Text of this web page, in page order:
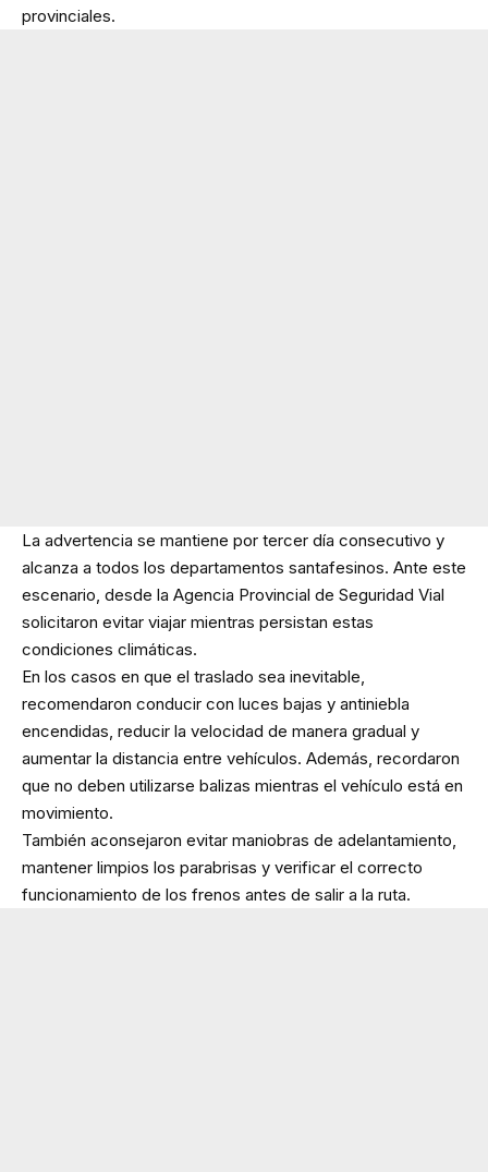
provinciales.
La advertencia se mantiene por tercer día consecutivo y
alcanza a todos los departamentos santafesinos. Ante este
escenario, desde la Agencia Provincial de Seguridad Vial
solicitaron evitar viajar mientras persistan estas
condiciones climáticas.
En los casos en que el traslado sea inevitable,
recomendaron conducir con luces bajas y antiniebla
encendidas, reducir la velocidad de manera gradual y
aumentar la distancia entre vehículos. Además, recordaron
que no deben utilizarse balizas mientras el vehículo está en
movimiento.
También aconsejaron evitar maniobras de adelantamiento,
mantener limpios los parabrisas y verificar el correcto
funcionamiento de los frenos antes de salir a la ruta.